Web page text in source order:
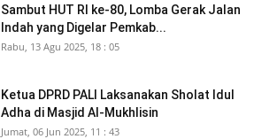
Sambut HUT RI ke-80, Lomba Gerak Jalan
Indah yang Digelar Pemkab...
Rabu, 13 Agu 2025, 18 : 05
Ketua DPRD PALI Laksanakan Sholat Idul
Adha di Masjid Al-Mukhlisin
Jumat, 06 Jun 2025, 11 : 43